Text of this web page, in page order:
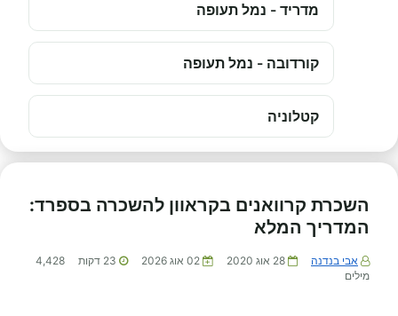
מדריד - נמל תעופה
קורדובה - נמל תעופה
קטלוניה
השכרת קרוואנים בקראוון להשכרה בספרד:
המדריך המלא
אבי בנדנה 28 אוג 2020 02 אוג 2026 23 דקות
4,428
מילים